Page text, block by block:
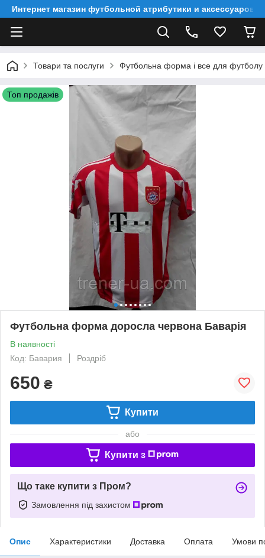
Интернет магазин футбольной атрибутики и аксессуаров
Товари та послуги Футбольна форма і все для футболу
Топ продажів
Футбольна форма доросла червона Баварія
В наявності
Код: Бавария
Роздріб
650 ₴
Купити
або
Купити з
Що таке купити з Пром?
Замовлення під захистом
Опис Характеристики Доставка Оплата Умови